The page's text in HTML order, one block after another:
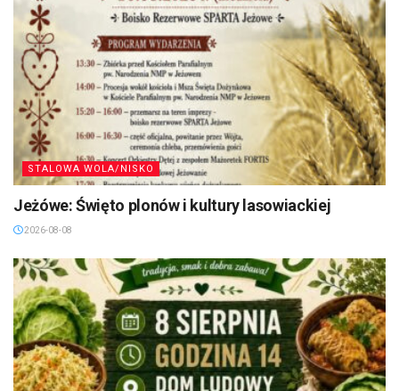
STALOWA WOLA/NISKO
Jeżówe: Święto plonów i kultury lasowiackiej
2026-08-08